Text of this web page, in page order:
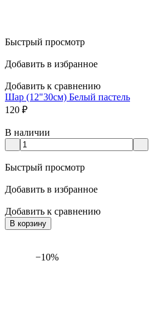
Быстрый просмотр
Добавить в избранное
Добавить к сравнению
Шар (12"30см) Белый пастель
120 ₽
В наличии
Быстрый просмотр
Добавить в избранное
Добавить к сравнению
В корзину
−10%